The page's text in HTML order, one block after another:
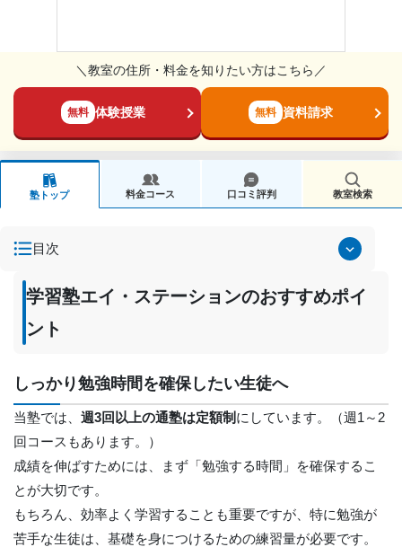
＼教室の住所・料金を知りたい方はこちら／
無料 体験授業 無料 資料請求
塾トップ 料金コース 口コミ評判 教室検索
目次
学習塾エイ・ステーションのおすすめポイ
ント
しっかり勉強時間を確保したい生徒へ
当塾では、 週3回以上の通塾は定額制 にしています。（週1～2
回コースもあります。）
成績を伸ばすためには、まず「勉強する時間」を確保するこ
とが大切です。
もちろん、効率よく学習することも重要ですが、特に勉強が
苦手な生徒は、基礎を身につけるための練習量が必要です。